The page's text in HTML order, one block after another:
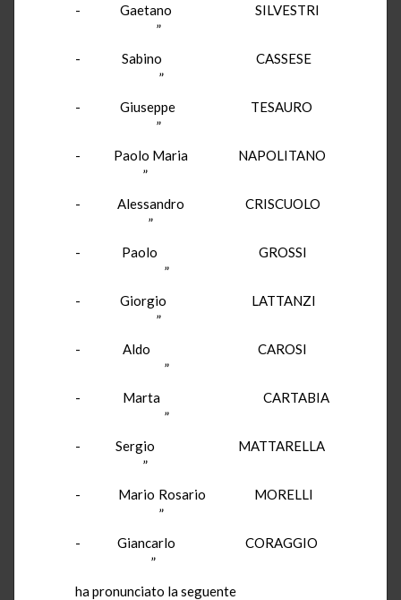
- Gaetano SILVESTRI
”
- Sabino CASSESE
”
- Giuseppe TESAURO
”
- Paolo Maria NAPOLITANO
”
- Alessandro CRISCUOLO
”
- Paolo GROSSI
”
- Giorgio LATTANZI
”
- Aldo CAROSI
”
- Marta CARTABIA
”
- Sergio MATTARELLA
”
- Mario Rosario MORELLI
”
- Giancarlo CORAGGIO
”
ha pronunciato la seguente